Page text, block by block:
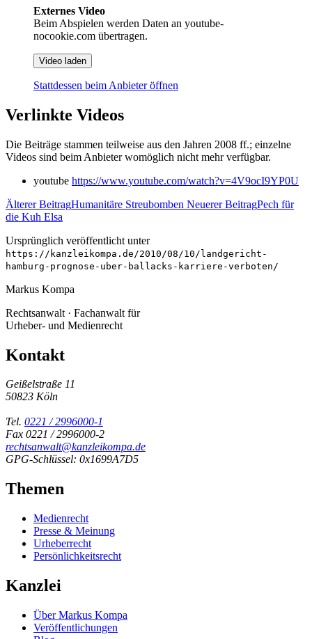
Externes Video
Beim Abspielen werden Daten an youtube-
nocookie.com übertragen.
Video laden
Stattdessen beim Anbieter öffnen
Verlinkte Videos
Die Beiträge stammen teilweise aus den Jahren 2008 ff.; einzelne
Videos sind beim Anbieter womöglich nicht mehr verfügbar.
youtube https://www.youtube.com/watch?v=4V9ocI9YP0U
Älterer BeitragHumanitäre Streubomben Neuerer BeitragPech für
die Kuh Elsa
Ursprünglich veröffentlicht unter
https://kanzleikompa.de/2010/08/10/landgericht-
hamburg-prognose-uber-ballacks-karriere-verboten/
Markus Kompa
Rechtsanwalt · Fachanwalt für
Urheber- und Medienrecht
Kontakt
Geißelstraße 11
50823 Köln
Tel. 0221 / 2996000-1
Fax 0221 / 2996000-2
rechtsanwalt@kanzleikompa.de
GPG-Schlüssel: 0x1699A7D5
Themen
Medienrecht
Presse & Meinung
Urheberrecht
Persönlichkeitsrecht
Kanzlei
Über Markus Kompa
Veröffentlichungen